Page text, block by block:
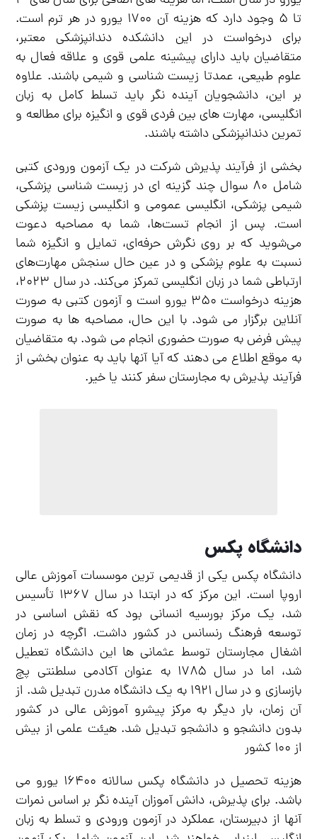
تا ۵ وجود دارد که هزینه آن ۱۷۰۰ یورو در هر ترم است.
برای درخواست در این دانشکده دندانپزشکی معتبر،
متقاضیان باید دارای پیشینه علمی قوی و علاقه فعال به
علوم طبیعی، عمدتا زیست شناسی و شیمی باشند. علاوه
بر این، دانشجویان آینده نگر باید تسلط کامل به زبان
انگلیسی، مهارت های بین فردی قوی و انگیزه برای مطالعه و
تمرین دندانپزشکی داشته باشند.
بخشی از فرآیند پذیرش شرکت در یک آزمون ورودی کتبی
شامل ۸۰ سوال چند گزینه ای در زیست شناسی پزشکی،
شیمی پزشکی، انگلیسی عمومی و انگلیسی زیست پزشکی
است. پس از انجام تست‌ها، شما به مصاحبه دعوت
می‌شوید که بر روی نگرش حرفه‌ای، تمایل و انگیزه شما
نسبت به علوم پزشکی و در عین حال سنجش مهارت‌های
ارتباطی شما در زبان انگلیسی تمرکز می‌کند. در سال ۲۰۲۳،
هزینه درخواست ۳۵۰ یورو است و آزمون کتبی به صورت
آنلاین برگزار می شود. با این حال، مصاحبه ها به صورت
پیش فرض به صورت حضوری انجام می شود. به متقاضیان
به موقع اطلاع می دهند که آیا آنها باید به عنوان بخشی از
فرآیند پذیرش به مجارستان سفر کنند یا خیر.
دانشگاه پکس
دانشگاه پکس یکی از قدیمی ترین موسسات آموزش عالی
اروپا است. این مرکز که در ابتدا در سال ۱۳۶۷ تأسیس
شد، یک مرکز بورسیه انسانی بود که نقش اساسی در
توسعه فرهنگ رنسانس در کشور داشت. اگرچه در زمان
اشغال مجارستان توسط عثمانی ها این دانشگاه تعطیل
شد، اما در سال ۱۷۸۵ به عنوان آکادمی سلطنتی پچ
بازسازی و در سال ۱۹۲۱ به یک دانشگاه مدرن تبدیل شد. از
آن زمان، بار دیگر به مرکز پیشرو آموزش عالی در کشور
بدون دانشجو و دانشجو تبدیل شد. هیئت علمی از بیش
از ۱۰۰ کشور
هزینه تحصیل در دانشگاه پکس سالانه ۱۶۴۰۰ یورو می
باشد. برای پذیرش، دانش آموزان آینده نگر بر اساس نمرات
آنها از دبیرستان، عملکرد در آزمون ورودی و تسلط به زبان